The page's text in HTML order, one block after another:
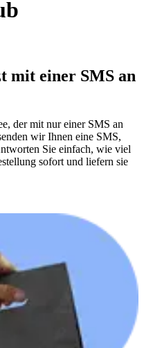
mit einer SMS an
der mit nur einer SMS an
wir Ihnen eine SMS,
Sie einfach, wie viel
sofort und liefern sie